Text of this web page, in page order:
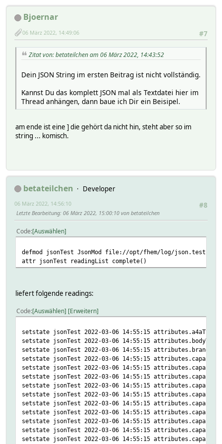
Bjoernar
#7
06 März 2022, 14:49:06
Zitat von: betateilchen am 06 März 2022, 14:43:52
Dein JSON String im ersten Beitrag ist nicht vollständig.
Kannst Du das komplett JSON mal als Textdatei hier im
Thread anhängen, dann baue ich Dir ein Beisipel.
am ende ist eine ] die gehört da nicht hin, steht aber so im
string ... komisch.
betateilchen
Developer
#8
06 März 2022, 14:56:10
Letzte Bearbeitung: 06 März 2022, 15:00:10 von betateilchen
Code Auswählen
defmod jsonTest JsonMod file://opt/fhem/log/json.test
attr jsonTest readingList complete()
liefert folgende readings:
Code Auswählen Erweitern
setstate jsonTest 2022-03-06 14:55:15 attributes.a4aType
setstate jsonTest 2022-03-06 14:55:15
setstate jsonTest 2022-03-06 14:55:15 attributes.brand
setstate jsonTest 2022-03-06 14:55:15
setstate jsonTest 2022-03-06 14:55:15
setstate jsonTest 2022-03-06 14:55:15
setstate jsonTest 2022-03-06 14:55:15
setstate jsonTest 2022-03-06 14:55:15
setstate jsonTest 2022-03-06 14:55:15
setstate jsonTest 2022-03-06 14:55:15
setstate jsonTest 2022-03-06 14:55:15
setstate jsonTest 2022-03-06 14:55:15
setstate jsonTest 2022-03-06 14:55:15